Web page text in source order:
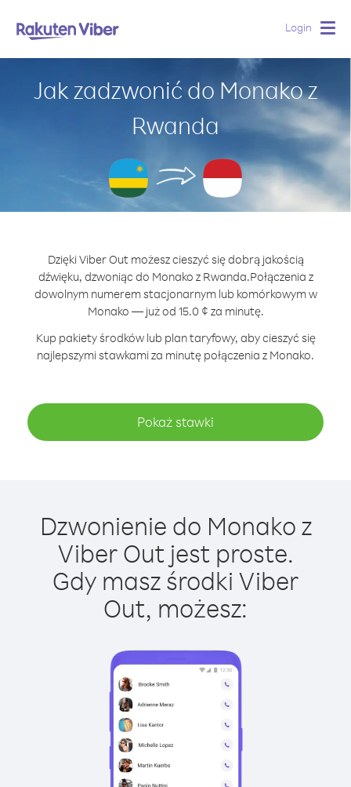
Login
Jak zadzwonić do Monako z
Rwanda
Dzięki Viber Out możesz cieszyć się dobrą jakością
dźwięku, dzwoniąc do Monako z Rwanda.Połączenia z
dowolnym numerem stacjonarnym lub komórkowym w
Monako — już od 15.0 ¢ za minutę.
Kup pakiety środków lub plan taryfowy, aby cieszyć się
najlepszymi stawkami za minutę połączenia z Monako.
Pokaż stawki
Dzwonienie do Monako z
Viber Out jest proste.
Gdy masz środki Viber
Out, możesz: